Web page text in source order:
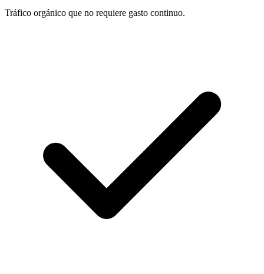
Tráfico orgánico que no requiere gasto continuo.